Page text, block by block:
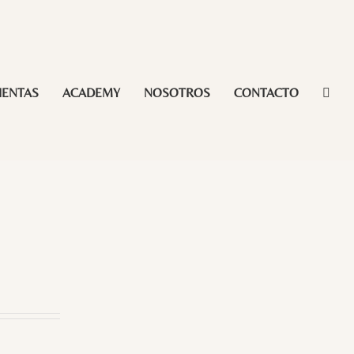
ACADEMY NOSOTROS CONTACTO